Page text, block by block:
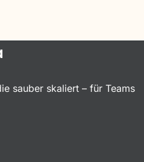
sauber skaliert – für Teams